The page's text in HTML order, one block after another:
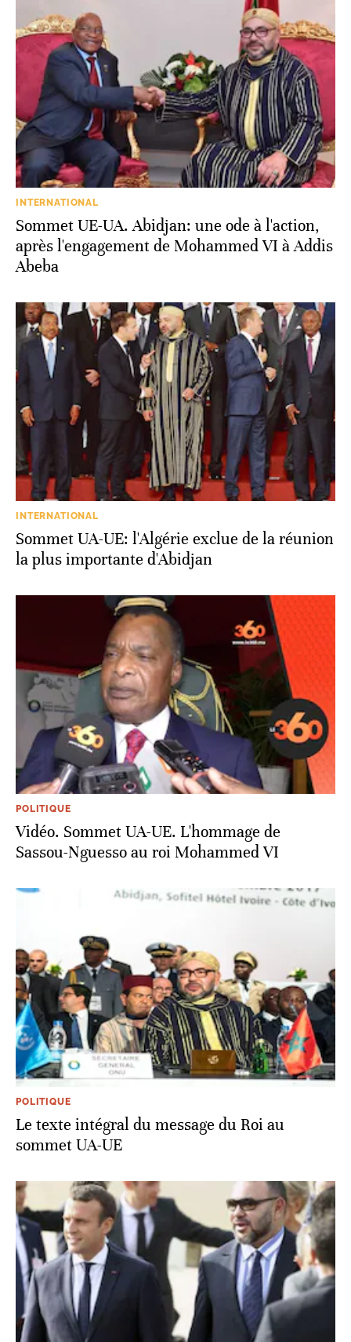
INTERNATIONAL
Sommet UE-UA. Abidjan: une ode à l'action,
après l'engagement de Mohammed VI à Addis
Abeba
INTERNATIONAL
Sommet UA-UE: l'Algérie exclue de la réunion
la plus importante d'Abidjan
POLITIQUE
Vidéo. Sommet UA-UE. L'hommage de
Sassou-Nguesso au roi Mohammed VI
POLITIQUE
Le texte intégral du message du Roi au
sommet UA-UE